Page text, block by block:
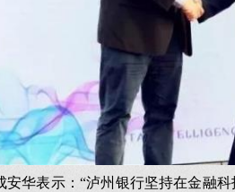
安华表示：“泸州银行坚持在金融